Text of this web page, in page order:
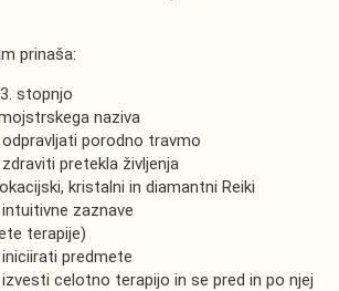
prinaša:
stopnjo
naziva
porodno travmo
pretekla življenja
kristalni in diamantni Reiki
zaznave
terapije)
predmete
celotno terapijo in se pred in po njej